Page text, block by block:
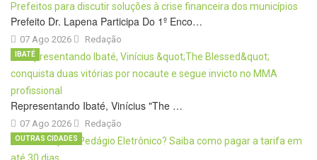
Prefeito Dr. Lapena Participa Do 1º Enco…
07 Ago 2026 Redação
Representando Ibaté, Vinícius "The …
07 Ago 2026
IBATÉ
Redação
OUTRAS CIDADES